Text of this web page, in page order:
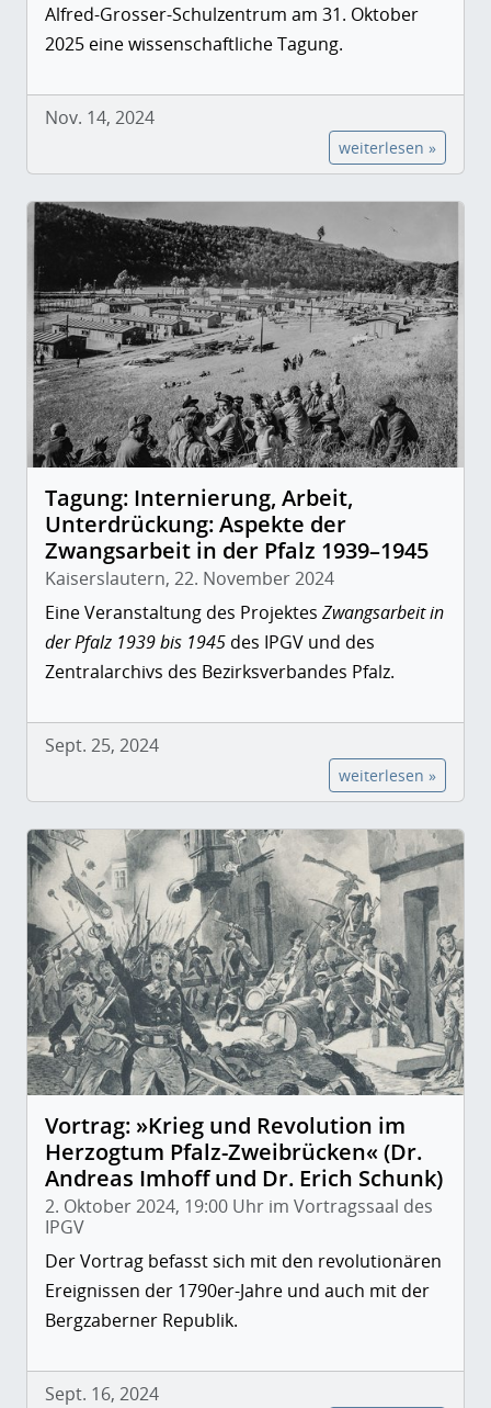
Alfred-Grosser-Schulzentrum am 31. Oktober
2025 eine wissenschaftliche Tagung.
Nov. 14, 2024
weiterlesen »
Tagung: Internierung, Arbeit,
Unterdrückung: Aspekte der
Zwangsarbeit in der Pfalz 1939–1945
Kaiserslautern, 22. November 2024
Eine Veranstaltung des Projektes Zwangsarbeit in
der Pfalz 1939 bis 1945 des IPGV und des
Zentralarchivs des Bezirksverbandes Pfalz.
Sept. 25, 2024
weiterlesen »
Vortrag: »Krieg und Revolution im
Herzogtum Pfalz-Zweibrücken« (Dr.
Andreas Imhoff und Dr. Erich Schunk)
2. Oktober 2024, 19:00 Uhr im Vortragssaal des
IPGV
Der Vortrag befasst sich mit den revolutionären
Ereignissen der 1790er-Jahre und auch mit der
Bergzaberner Republik.
Sept. 16, 2024